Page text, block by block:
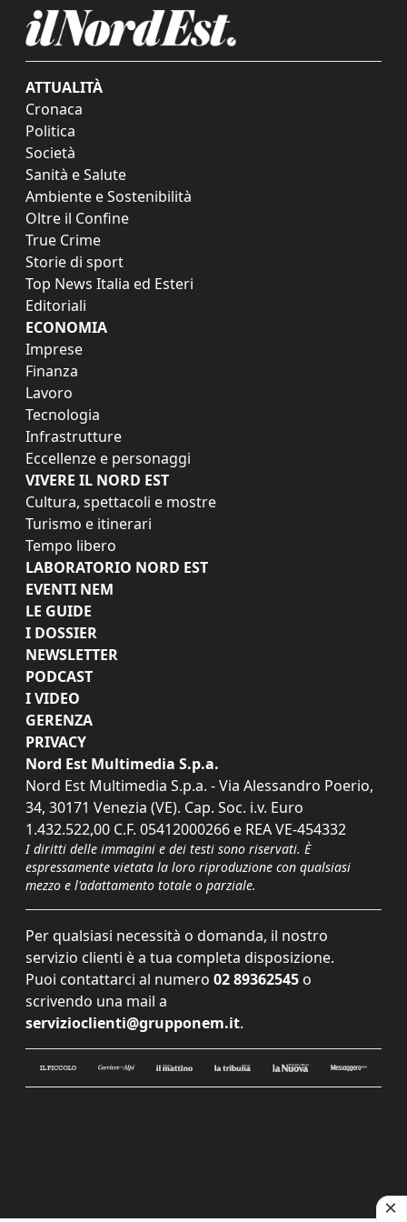
ATTUALITÀ
Cronaca
Politica
Società
Sanità e Salute
Ambiente e Sostenibilità
Oltre il Confine
True Crime
Storie di sport
Top News Italia ed Esteri
Editoriali
ECONOMIA
Imprese
Finanza
Lavoro
Tecnologia
Infrastrutture
Eccellenze e personaggi
VIVERE IL NORD EST
Cultura, spettacoli e mostre
Turismo e itinerari
Tempo libero
LABORATORIO NORD EST
EVENTI NEM
LE GUIDE
I DOSSIER
NEWSLETTER
PODCAST
I VIDEO
GERENZA
PRIVACY
Nord Est Multimedia S.p.a.
Nord Est Multimedia S.p.a. - Via Alessandro Poerio,
34, 30171 Venezia (VE). Cap. Soc. i.v. Euro
1.432.522,00 C.F. 05412000266 e REA VE-454332
I diritti delle immagini e dei testi sono riservati. È
espressamente vietata la loro riproduzione con qualsiasi
mezzo e l'adattamento totale o parziale.
Per qualsiasi necessità o domanda, il nostro
servizio clienti è a tua completa disposizione.
Puoi contattarci al numero 02 89362545 o
scrivendo una mail a
servizioclienti@grupponem.it.